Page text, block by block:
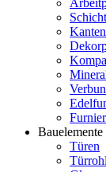
Kanten
Bauelemente
Türen